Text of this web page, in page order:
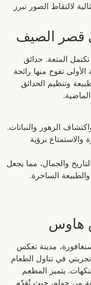
لالتقاط الصور تبرز
قصر الصيف
المتعة. حدائق
تفوح منها رائحة
وتنظيم الحدائق
الزهور والنباتات.
والاستمتاع برؤية
والجمال، مما يجعل
الساحرة.
هاوس
مدينة تعكس
تجربتي في تناول الطعام
يتميز المطعم
من حوله، حيث تُقدّم